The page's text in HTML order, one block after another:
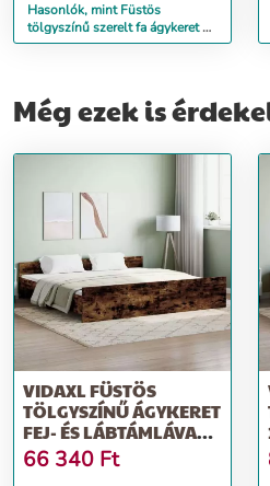
Hasonlók, mint Füstös
tölgyszínű szerelt fa ágykeret 75
x 190 cm
Még ezek is
VIDAXL FÜSTÖS
TÖLGYSZÍNŰ ÁGYKERET
FEJ- ÉS LÁBTÁMLÁVAL
180 X 200 CM
66 340 Ft